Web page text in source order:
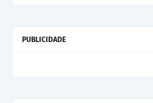
PUBLICIDADE